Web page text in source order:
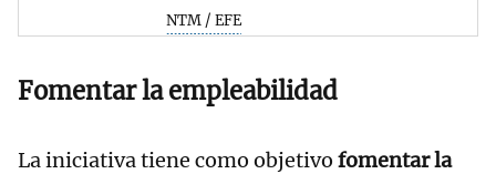
NTM / EFE
Fomentar la empleabilidad
La iniciativa tiene como objetivo fomentar la